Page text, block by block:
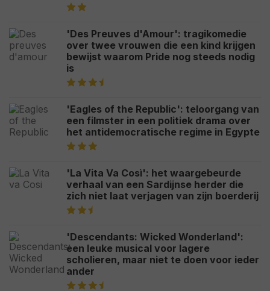
'Des Preuves d'Amour': tragikomedie
over twee vrouwen die een kind krijgen
bewijst waarom Pride nog steeds nodig
is
'Eagles of the Republic': teloorgang van
een filmster in een politiek drama over
het antidemocratische regime in Egypte
'La Vita Va Così': het waargebeurde
verhaal van een Sardijnse herder die
zich niet laat verjagen van zijn boerderij
'Descendants: Wicked Wonderland':
een leuke musical voor lagere
scholieren, maar niet te doen voor ieder
ander